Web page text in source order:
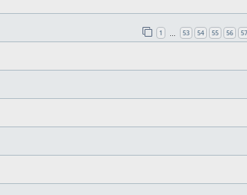
1 53 54 55 56 57